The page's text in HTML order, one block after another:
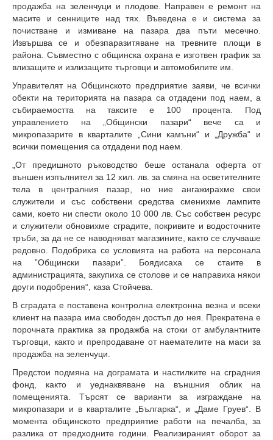
продажба на зеленчуци и плодове. Направен е ремонт на
масите и сенниците над тях. Въведена е и система за
почистване и измиване на пазара два пъти месечно.
Извършва се и обезпаразитяване на тревните площи в
района. Съвместно с общинска охрана е изготвен график за
влизащите и излизащите търговци и автомобилите им.
Управителят на Общинското предприятие заяви, че всички
обекти на територията на пазара са отдадени под наем, а
събираемостта на таксите е 100 процента. Под
управлението на „Общински пазари“ вече са и
микропазарите в кварталите „Сини камъни“ и „Дружба“ и
всички помещения са отдадени под наем.
„От предишното ръководство беше останала оферта от
външен изпълнител за 12 хил. лв. за смяна на осветителните
тела в централния пазар, но ние ангажирахме свои
служители и със собствени средства сменихме лампите
сами, което ни спести около 10 000 лв. Със собствен ресурс
и служители обновихме сградите, покривите и водосточните
тръби, за да не се наводняват магазините, както се случваше
редовно. Подобриха се условията на работа на персонала
на ”Общински пазари”. Боядисаха се стаите в
администрацията, закупиха се столове и се направиха някои
други подобрения“, каза Стойчева.
В сградата е поставена контролна електронна везна и всеки
клиент на пазара има свободен достъп до нея. Прекратена е
порочната практика за продажба на стоки от амбулантните
търговци, както и препродаване от наемателите на маси за
продажба на зеленчуци.
Предстои подмяна на дограмата и настилките на сградния
фонд, както и уеднаквяване на външния облик на
помещенията. Търсят се варианти за изграждане на
микропазари и в кварталите „Българка“, и „Даме Груев“. В
момента общинското предприятие работи на печалба, за
разлика от предходните години. Реализираният оборот за